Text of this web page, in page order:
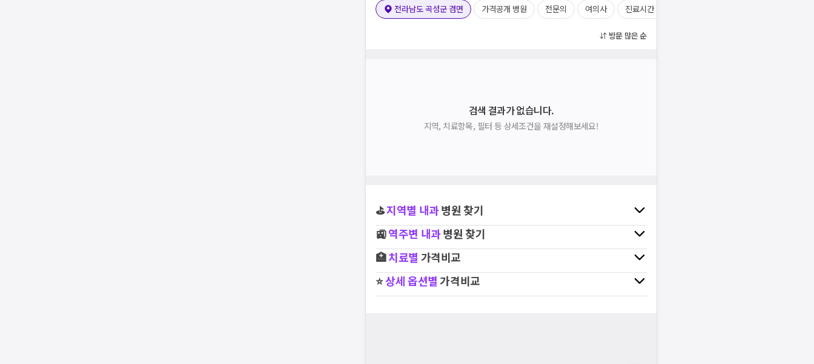
전라남도 곡성군 겸면 가격공개 병원 전문의 여의사 진료시간
방문 많은 순
검색 결과가 없습니다.
지역, 치료항목, 필터 등 상세조건을 재설정해보세요!
⛳지역별 내과병원 찾기
🚉역주변 내과병원 찾기
🏥치료별 가격비교
⭐상세 옵션별가격비교